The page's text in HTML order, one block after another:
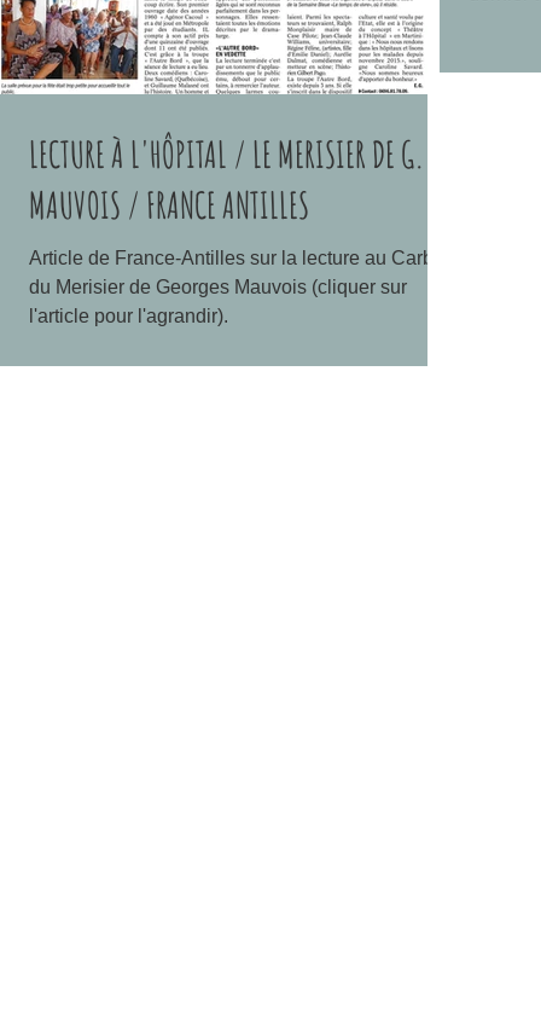
LECTURE À L'HÔPITAL / LE MERISIER DE G.
MAUVOIS / FRANCE ANTILLES
Article de France-Antilles sur la lecture au Carbet
du Merisier de Georges Mauvois (cliquer sur
l'article pour l'agrandir).